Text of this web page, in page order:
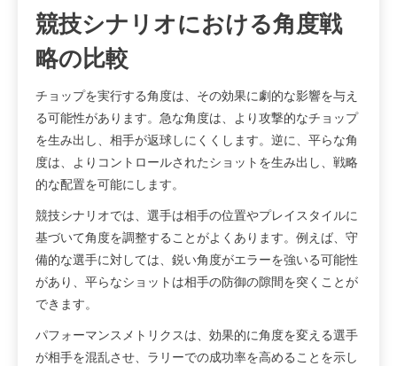
競技シナリオにおける角度戦
略の比較
チョップを実行する角度は、その効果に劇的な影響を与え
る可能性があります。急な角度は、より攻撃的なチョップ
を生み出し、相手が返球しにくくします。逆に、平らな角
度は、よりコントロールされたショットを生み出し、戦略
的な配置を可能にします。
競技シナリオでは、選手は相手の位置やプレイスタイルに
基づいて角度を調整することがよくあります。例えば、守
備的な選手に対しては、鋭い角度がエラーを強いる可能性
があり、平らなショットは相手の防御の隙間を突くことが
できます。
パフォーマンスメトリクスは、効果的に角度を変える選手
が相手を混乱させ、ラリーでの成功率を高めることを示し